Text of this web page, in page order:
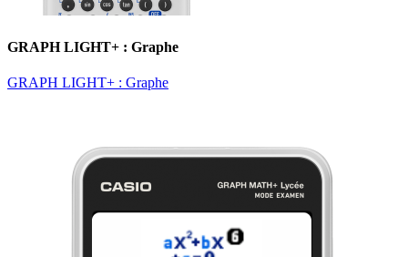
GRAPH LIGHT+ : Graphe
GRAPH LIGHT+ : Graphe